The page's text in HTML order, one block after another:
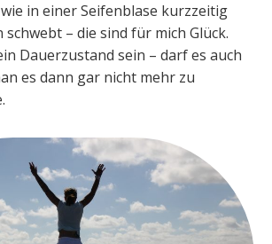
in einer Seifenblase kurzzeitig
schwebt – die sind für mich Glück.
Dauerzustand sein – darf es auch
es dann gar nicht mehr zu